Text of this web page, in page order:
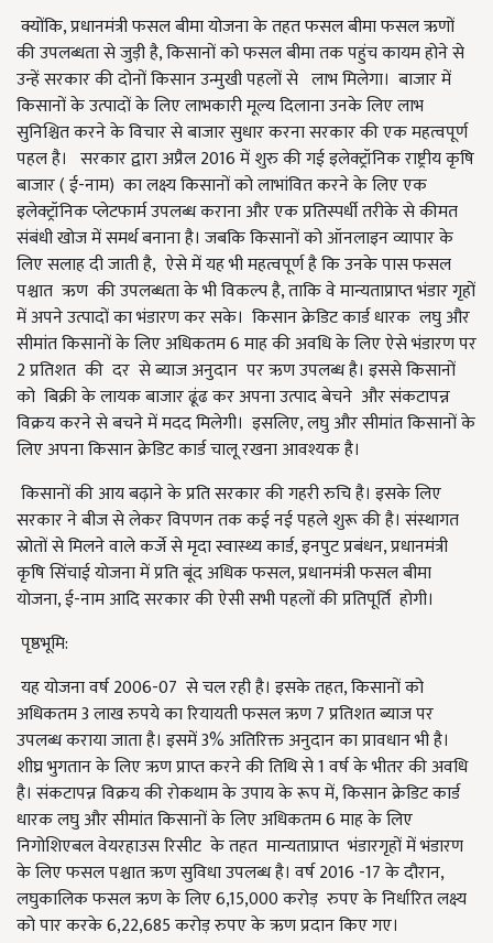
क्योंकि, प्रधानमंत्री फसल बीमा योजना के तहत फसल बीमा फसल ऋणों
की उपलब्धता से जुड़ी है, किसानों को फसल बीमा तक पहुंच कायम होने से
उन्हें सरकार की दोनों किसान उन्मुखी पहलों से लाभ मिलेगा। बाजार में
किसानों के उत्पादों के लिए लाभकारी मूल्य दिलाना उनके लिए लाभ
सुनिश्चित करने के विचार से बाजार सुधार करना सरकार की एक महत्वपूर्ण
पहल है। सरकार द्वारा अप्रैल 2016 में शुरु की गई इलेक्ट्रॉनिक राष्ट्रीय कृषि
बाजार ( ई-नाम) का लक्ष्य किसानों को लाभांवित करने के लिए एक
इलेक्ट्रॉनिक प्लेटफार्म उपलब्ध कराना और एक प्रतिस्पर्धी तरीके से कीमत
संबंधी खोज में समर्थ बनाना है। जबकि किसानों को ऑनलाइन व्यापार के
लिए सलाह दी जाती है, ऐसे में यह भी महत्वपूर्ण है कि उनके पास फसल
पश्चात ऋण की उपलब्धता के भी विकल्प है, ताकि वे मान्यताप्राप्त भंडार गृहों
में अपने उत्पादों का भंडारण कर सके। किसान क्रेडिट कार्ड धारक लघु और
सीमांत किसानों के लिए अधिकतम 6 माह की अवधि के लिए ऐसे भंडारण पर
2 प्रतिशत की दर से ब्याज अनुदान पर ऋण उपलब्ध है। इससे किसानों
को बिक्री के लायक बाजार ढूंढ कर अपना उत्पाद बेचने और संकटापन्न
विक्रय करने से बचने में मदद मिलेगी। इसलिए, लघु और सीमांत किसानों के
लिए अपना किसान क्रेडिट कार्ड चालू रखना आवश्यक है।
किसानों की आय बढ़ाने के प्रति सरकार की गहरी रुचि है। इसके लिए
सरकार ने बीज से लेकर विपणन तक कई नई पहले शुरू की है। संस्थागत
स्रोतों से मिलने वाले कर्जे से मृदा स्वास्थ्य कार्ड, इनपुट प्रबंधन, प्रधानमंत्री
कृषि सिंचाई योजना में प्रति बूंद अधिक फसल, प्रधानमंत्री फसल बीमा
योजना, ई-नाम आदि सरकार की ऐसी सभी पहलों की प्रतिपूर्ति होगी।
पृष्ठभूमि:
यह योजना वर्ष 2006-07 से चल रही है। इसके तहत, किसानों को
अधिकतम 3 लाख रुपये का रियायती फसल ऋण 7 प्रतिशत ब्याज पर
उपलब्ध कराया जाता है। इसमें 3% अतिरिक्त अनुदान का प्रावधान भी है।
शीघ्र भुगतान के लिए ऋण प्राप्त करने की तिथि से 1 वर्ष के भीतर की अवधि
है। संकटापन्न विक्रय की रोकथाम के उपाय के रूप में, किसान क्रेडिट कार्ड
धारक लघु और सीमांत किसानों के लिए अधिकतम 6 माह के लिए
निगोशिएबल वेयरहाउस रिसीट के तहत मान्यताप्राप्त भंडारगृहों में भंडारण
के लिए फसल पश्चात ऋण सुविधा उपलब्ध है। वर्ष 2016 -17 के दौरान,
लघुकालिक फसल ऋण के लिए 6,15,000 करोड़ रुपए के निर्धारित लक्ष्य
को पार करके 6,22,685 करोड़ रुपए के ऋण प्रदान किए गए।